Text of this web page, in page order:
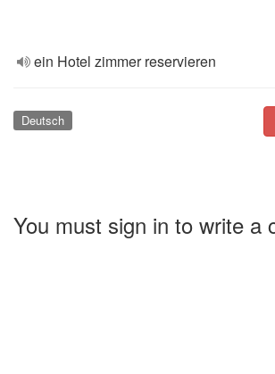
ein Hotel zimmer reservieren
Deutsch
You must sign in to write a